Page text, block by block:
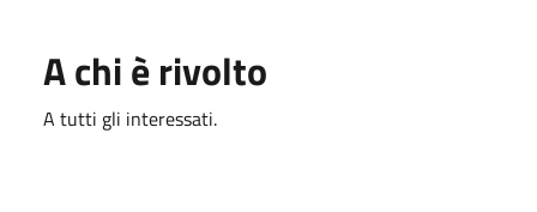
A chi è rivolto
A tutti gli interessati.